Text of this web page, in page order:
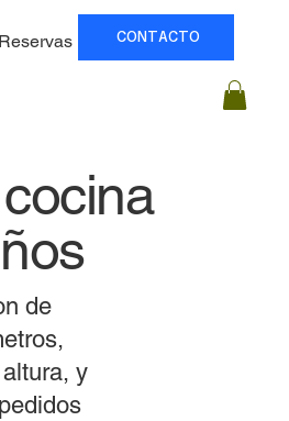
Reservas Precios
CONTACTO
de
y